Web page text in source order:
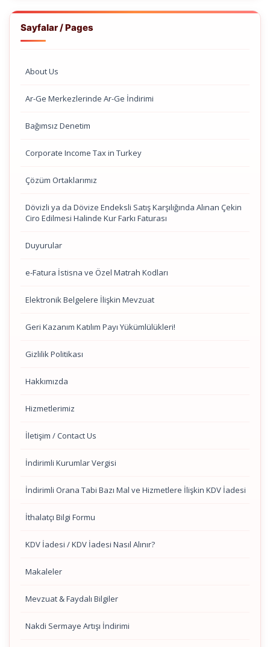
Sayfalar / Pages
About Us
Ar-Ge Merkezlerinde Ar-Ge İndirimi
Bağımsız Denetim
Corporate Income Tax in Turkey
Çözüm Ortaklarımız
Dövizli ya da Dövize Endeksli Satış Karşılığında Alınan Çekin
Ciro Edilmesi Halinde Kur Farkı Faturası
Duyurular
e-Fatura İstisna ve Özel Matrah Kodları
Elektronik Belgelere İlişkin Mevzuat
Geri Kazanım Katılım Payı Yükümlülükleri!
Gizlilik Politikası
Hakkımızda
Hizmetlerimiz
İletişim / Contact Us
İndirimli Kurumlar Vergisi
İndirimli Orana Tabi Bazı Mal ve Hizmetlere İlişkin KDV İadesi
İthalatçı Bilgi Formu
KDV İadesi / KDV İadesi Nasıl Alınır?
Makaleler
Mevzuat & Faydalı Bilgiler
Nakdi Sermaye Artışı İndirimi